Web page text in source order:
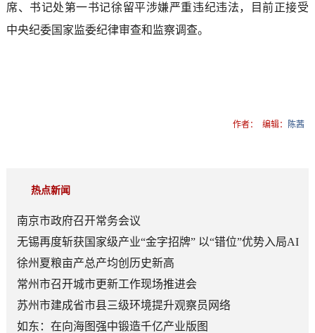
席、书记处第一书记徐留平涉嫌严重违纪违法，目前正接受
中央纪委国家监委纪律审查和监察调查。
作者： 编辑： 陈茜
热点新闻
南京市政府召开常务会议
无锡再度斩获国家级产业“金字招牌” 以“错位”优势入局AI
顶层赛道
徐州夏粮亩产总产均创历史新高
常州市召开城市更新工作现场推进会
苏州市建成省市县三级环境提升观察员网络
如东：在向海图强中锻造千亿产业版图